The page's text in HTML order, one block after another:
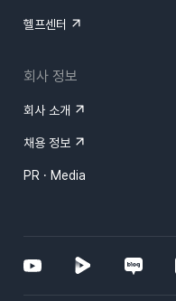
헬프센터
회사 정보
회사 소개
채용 정보
PR · Media